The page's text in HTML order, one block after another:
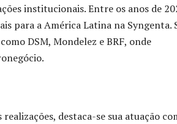
institucionais. Entre os anos de
para a América Latina na Syngenta.
DSM, Mondelez e BRF, onde
destaca-se sua atuação